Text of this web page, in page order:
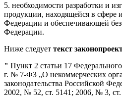
5. необходимости разработки и
продукции, находящейся в сфере
Федерации и обеспечивающей
Федерации.
Ниже следует текст
" Пункт 2 статьи 17
г. № 7-ФЗ „О некоммерческих
законодательства Российской
2002, № 52, ст. 5141; 2006, № 3,